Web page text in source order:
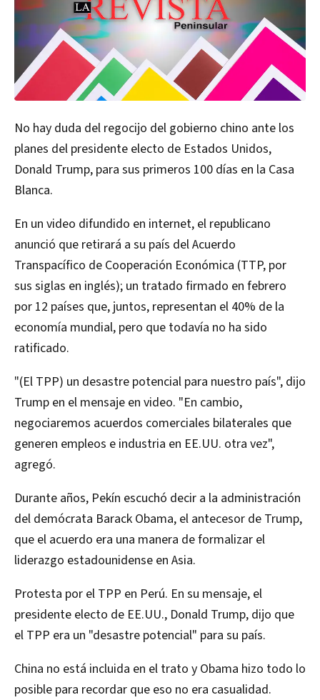
No hay duda del regocijo del gobierno chino ante los
planes del presidente electo de Estados Unidos,
Donald Trump, para sus primeros 100 días en la Casa
Blanca.
En un video difundido en internet, el republicano
anunció que retirará a su país del Acuerdo
Transpacífico de Cooperación Económica (TTP, por
sus siglas en inglés); un tratado firmado en febrero
por 12 países que, juntos, representan el 40% de la
economía mundial, pero que todavía no ha sido
ratificado.
"(El TPP) un desastre potencial para nuestro país", dijo
Trump en el mensaje en video. "En cambio,
negociaremos acuerdos comerciales bilaterales que
generen empleos e industria en EE.UU. otra vez",
agregó.
Durante años, Pekín escuchó decir a la administración
del demócrata Barack Obama, el antecesor de Trump,
que el acuerdo era una manera de formalizar el
liderazgo estadounidense en Asia.
Protesta por el TPP en Perú. En su mensaje, el
presidente electo de EE.UU., Donald Trump, dijo que
el TPP era un "desastre potencial" para su país.
China no está incluida en el trato y Obama hizo todo lo
posible para recordar que eso no era casualidad.